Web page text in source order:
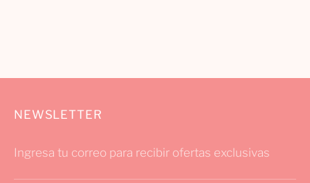
NEWSLETTER
Ingresa tu correo para recibir ofertas exclusivas